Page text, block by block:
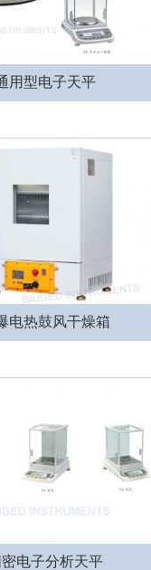
用型电子天平
电热鼓风干燥箱
电子分析天平